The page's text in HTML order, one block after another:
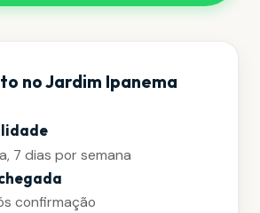
no Jardim Ipanema
7 dias por semana
confirmação